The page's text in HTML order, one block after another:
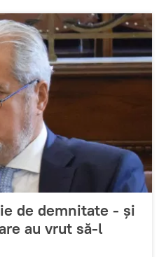
de demnitate - și
au vrut să-l